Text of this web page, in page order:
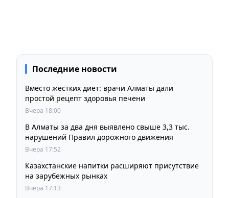
Последние новости
Вместо жестких диет: врачи Алматы дали
Вчера 18:00
В Алматы за два дня выявлено свыше 3,3 тыс.
нарушений Правил дорожного движения
Вчера 17:52
Казахстанские напитки расширяют присутствие
на зарубежных рынках
Вчера 17:13